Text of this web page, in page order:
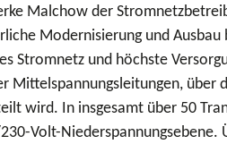
Malchow der
Modernisierung und
Stromnetz und höchste
Mittelspannungsleitungen, über
wird. In insgesamt über 50
Volt-Niederspannungsebene.